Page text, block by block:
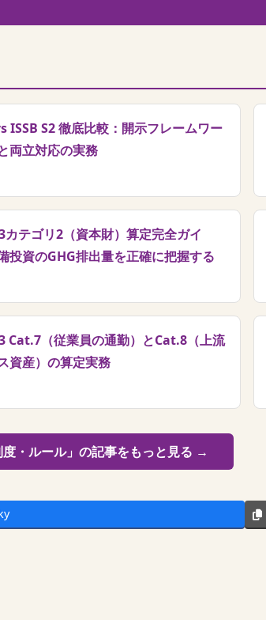
ISSB S2 徹底比較：開示フレームワー
両立対応の実務
カテゴリ2（資本財）算定完全ガイ
投資のGHG排出量を正確に把握する
Cat.7（従業員の通勤）とCat.8（上流
資産）の算定実務
度・ルール」の記事をもっと見る →